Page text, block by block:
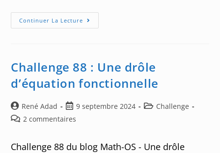
Continuer La Lecture Challenge
89
Une
Moyenne
Challenge 88 : Une drôle
d’équation fonctionnelle
Auteur/autrice
de
René Adad
Post
published:
9 septembre 2024
PostChallenge
Post2 commentaires
Challenge 88 du blog Math-OS - Une drôle